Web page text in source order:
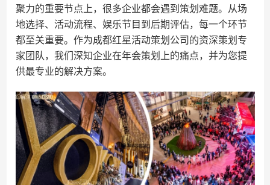
聚力的重要节点上，很多企业都会遇到策划难题。从场
地选择、活动流程、娱乐节目到后期评估，每一个环节
都至关重要。作为成都红星活动策划公司的资深策划专
家团队，我们深知企业在年会策划上的痛点，并为您提
供最专业的解决方案。